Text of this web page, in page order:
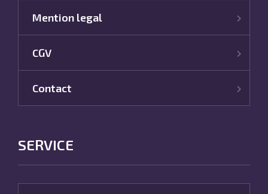
Mention legal
CGV
Contact
SERVICE